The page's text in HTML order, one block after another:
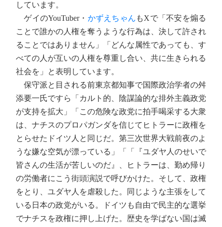
しています。
ゲイのYouTuber・ かずえちゃん もXで「不安を煽る
ことで誰かの人権を奪うような行為は、決して許され
ることではありません」「どんな属性であっても、す
べての人が互いの人権を尊重し合い、共に生きられる
社会を」と表明しています。
保守派と目される前東京都知事で国際政治学者の舛
添要一氏ですら「カルト的、陰謀論的な排外主義政党
が支持を拡大」「この危険な政党に拍手喝采する大衆
は、ナチスのプロパガンダを信じてヒトラーに政権を
とらせたドイツ人と同じだ。第三次世界大戦前夜のよ
うな嫌な空気が漂っている」「「『ユダヤ人のせいで
皆さんの生活が苦しいのだ』、ヒトラーは、勤め帰り
の労働者にこう街頭演説で呼びかけた。そして、政権
をとり、ユダヤ人を虐殺した。同じような主張をして
いる日本の政党がいる。ドイツも自由で民主的な選挙
でナチスを政権に押し上げた。歴史を学ばない国は滅